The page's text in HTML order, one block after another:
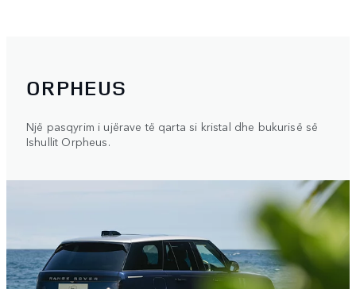
ORPHEUS
Një pasqyrim i ujërave të qarta si kristal dhe bukurisë së
Ishullit Orpheus.